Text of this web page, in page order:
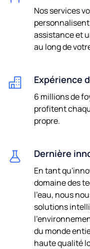
Nos services
assistance et
au long de
Expérience
6 millions de
profitent
propre.
Dernière
En tant
domaine des
l'eau, nous
solutions
du monde
haute qualité